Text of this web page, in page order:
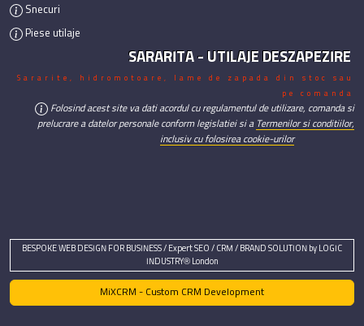
Snecuri
Piese utilaje
SARARITA - UTILAJE DESZAPEZIRE
Sararite, hidromotoare, lame de zapada din stoc sau
pe comanda
Folosind acest site va dati acordul cu regulamentul de utilizare, comanda si
prelucrare a datelor personale conform legislatiei si a Termenilor si conditiilor,
inclusiv cu folosirea cookie-urilor
BESPOKE WEB DESIGN FOR BUSINESS / Expert SEO / CRM / BRAND SOLUTION by LOGIC
INDUSTRY® London
MiXCRM - Custom CRM Development